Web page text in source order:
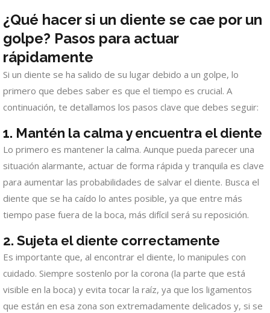
¿Qué hacer si un diente se cae por un
golpe? Pasos para actuar
rápidamente
Si un diente se ha salido de su lugar debido a un golpe, lo
primero que debes saber es que el tiempo es crucial. A
continuación, te detallamos los pasos clave que debes seguir:
1. Mantén la calma y encuentra el diente
Lo primero es mantener la calma. Aunque pueda parecer una
situación alarmante, actuar de forma rápida y tranquila es clave
para aumentar las probabilidades de salvar el diente. Busca el
diente que se ha caído lo antes posible, ya que entre más
tiempo pase fuera de la boca, más difícil será su reposición.
2. Sujeta el diente correctamente
Es importante que, al encontrar el diente, lo manipules con
cuidado. Siempre sostenlo por la corona (la parte que está
visible en la boca) y evita tocar la raíz, ya que los ligamentos
que están en esa zona son extremadamente delicados y, si se